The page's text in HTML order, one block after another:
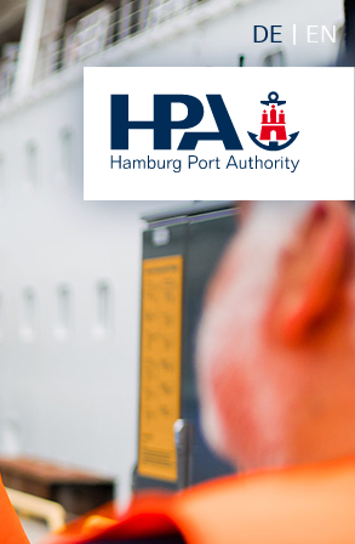
DE EN